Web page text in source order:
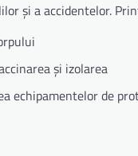
și a accidentelor.
și izolarea
echipamentelor de